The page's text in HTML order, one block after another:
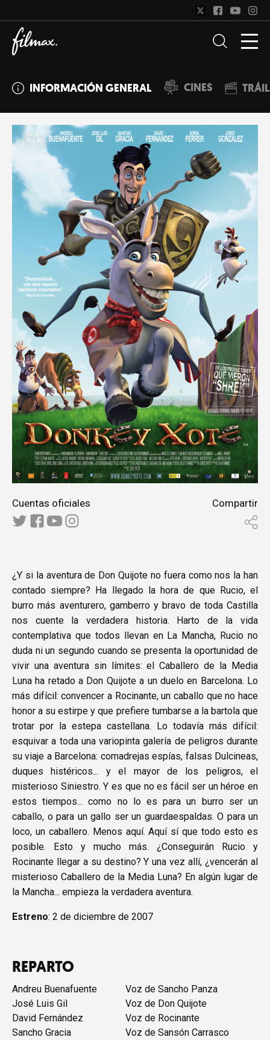
INFORMACIÓN GENERAL CINES
Cuentas oficiales Compartir
¿Y si la aventura de Don Quijote no fuera como nos la han
contado siempre? Ha llegado la hora de que Rucio, el
burro más aventurero, gamberro y bravo de toda Castilla
nos cuente la verdadera historia. Harto de la vida
contemplativa que todos llevan en La Mancha, Rucio no
duda ni un segundo cuando se presenta la oportunidad de
vivir una aventura sin límites: el Caballero de la Media
Luna ha retado a Don Quijote a un duelo en Barcelona. Lo
más difícil: convencer a Rocinante, un caballo que no hace
honor a su estirpe y que prefiere tumbarse a la bartola que
trotar por la estepa castellana. Lo todavía más difícil:
esquivar a toda una variopinta galería de peligros durante
su viaje a Barcelona: comadrejas espías, falsas Dulcineas,
duques histéricos... y el mayor de los peligros, el
misterioso Siniestro. Y es que no es fácil ser un héroe en
estos tiempos... como no lo es para un burro ser un
caballo, o para un gallo ser un guardaespaldas. O para un
loco, un caballero. Menos aquí. Aquí sí que todo esto es
posible. Esto y mucho más. ¿Conseguirán Rucio y
Rocinante llegar a su destino? Y una vez allí, ¿vencerán al
misterioso Caballero de la Media Luna? En algún lugar de
la Mancha... empieza la verdadera aventura.
Estreno: 2 de diciembre de 2007
REPARTO
Andreu Buenafuente
Voz de Sancho Panza
José Luis Gil
Voz de Don Quijote
David Fernández
Voz de Rocinante
Sancho Gracia
Voz de Sansón Carrasco